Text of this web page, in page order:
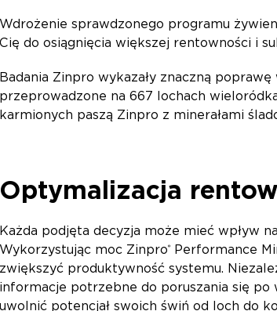
Wdrożenie sprawdzonego programu
Cię do osiągnięcia większej rentowności i
Badania Zinpro wykazały znaczną
przeprowadzone na 667 lochach
karmionych paszą Zinpro z minerałami
Optymalizacja
Każda podjęta decyzja może mieć wpływ
Wykorzystując moc Zinpro® Performance
zwiększyć produktywność systemu.
informacje potrzebne do poruszania się po
uwolnić potencjał swoich świń od loch do